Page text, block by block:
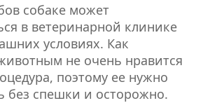
собаке может
в ветеринарной клинике
условиях. Как
не очень нравится
поэтому ее нужно
без спешки и осторожно.